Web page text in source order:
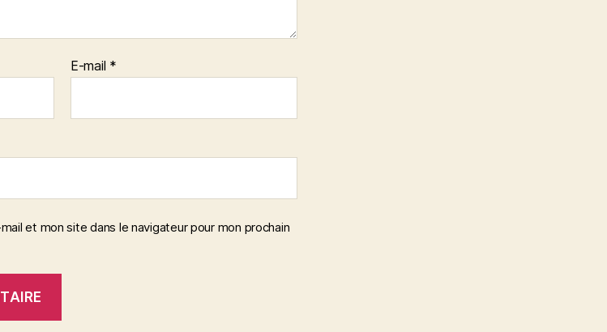
E-mail *
et mon site dans le navigateur pour mon prochain